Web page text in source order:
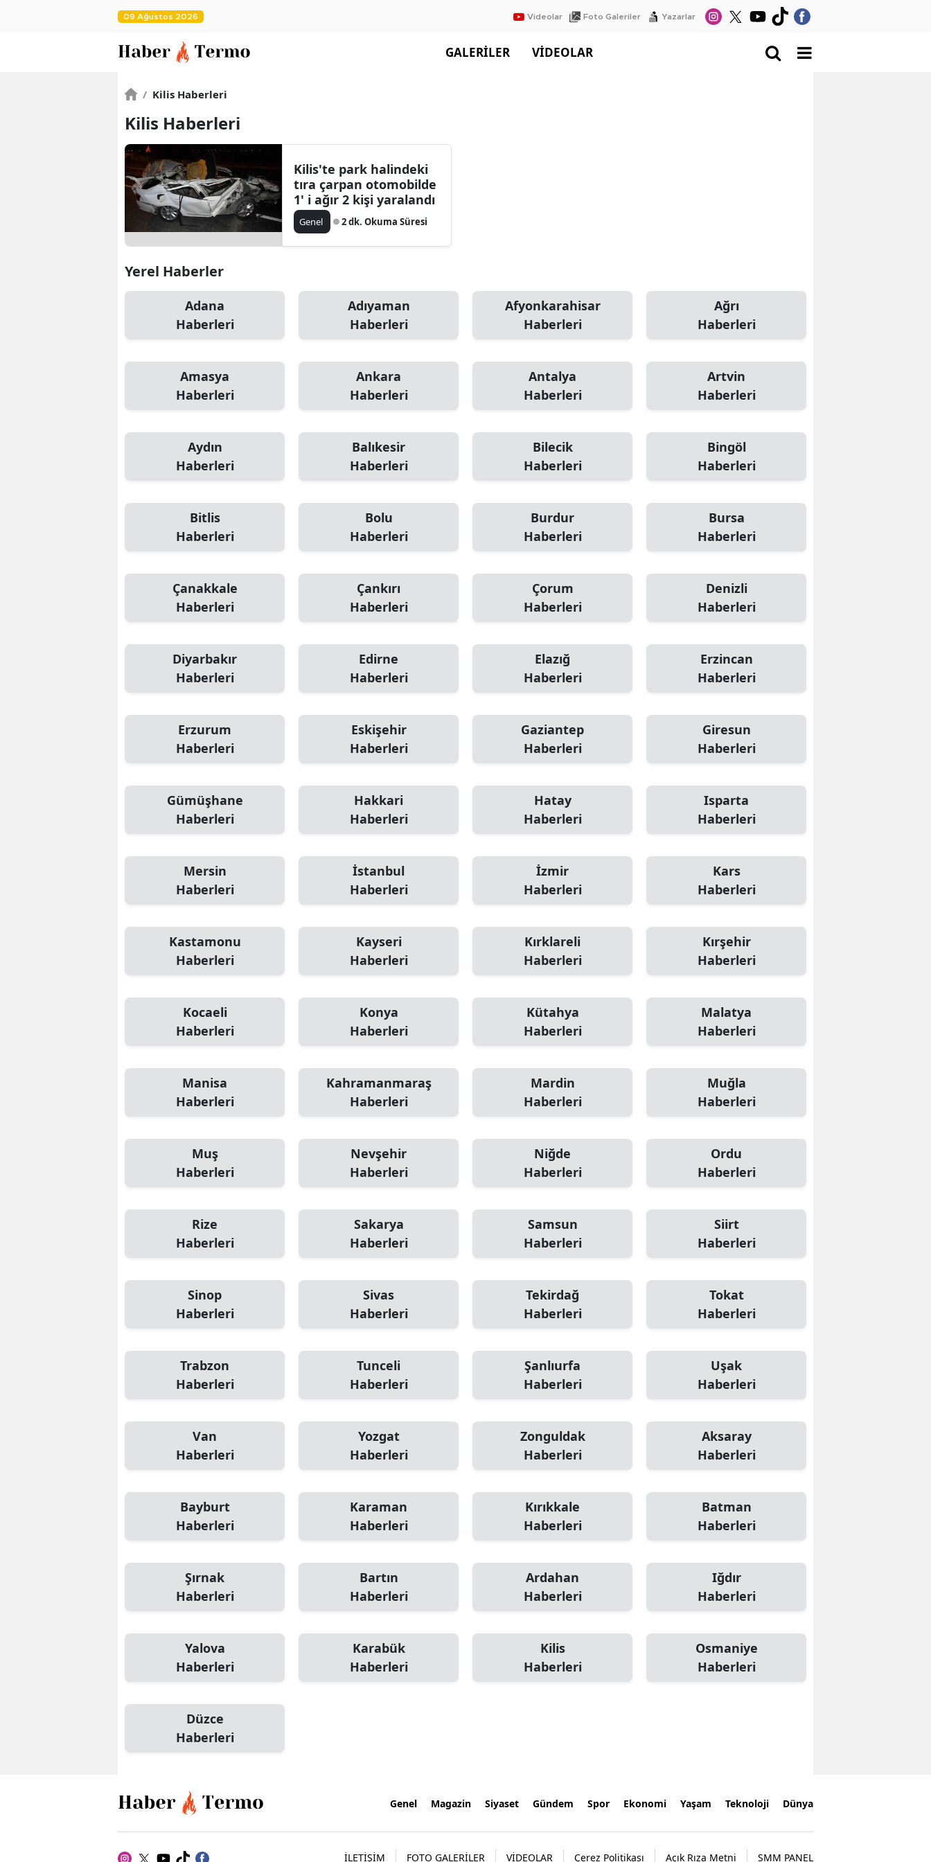
09 Ağustos 2026 Videolar Foto Galeriler Yazarlar
GALERİLER VİDEOLAR
/ Kilis Haberleri
Kilis Haberleri
Kilis'te park halindeki
tıra çarpan otomobilde
1' i ağır 2 kişi yaralandı
Genel 2 dk. Okuma Süresi
Yerel Haberler
Adana
Haberleri
Adıyaman
Haberleri
Afyonkarahisar
Haberleri
Ağrı
Haberleri
Amasya
Haberleri
Ankara
Haberleri
Antalya
Haberleri
Artvin
Haberleri
Aydın
Haberleri
Balıkesir
Haberleri
Bilecik
Haberleri
Bingöl
Haberleri
Bitlis
Haberleri
Bolu
Haberleri
Burdur
Haberleri
Bursa
Haberleri
Çanakkale
Haberleri
Çankırı
Haberleri
Çorum
Haberleri
Denizli
Haberleri
Diyarbakır
Haberleri
Edirne
Haberleri
Elazığ
Haberleri
Erzincan
Haberleri
Erzurum
Haberleri
Eskişehir
Haberleri
Gaziantep
Haberleri
Giresun
Haberleri
Gümüşhane
Haberleri
Hakkari
Haberleri
Hatay
Haberleri
Isparta
Haberleri
Mersin
Haberleri
İstanbul
Haberleri
İzmir
Haberleri
Kars
Haberleri
Kastamonu
Haberleri
Kayseri
Haberleri
Kırklareli
Haberleri
Kırşehir
Haberleri
Kocaeli
Haberleri
Konya
Haberleri
Kütahya
Haberleri
Malatya
Haberleri
Manisa
Haberleri
Kahramanmaraş
Haberleri
Mardin
Haberleri
Muğla
Haberleri
Muş
Haberleri
Nevşehir
Haberleri
Niğde
Haberleri
Ordu
Haberleri
Rize
Haberleri
Sakarya
Haberleri
Samsun
Haberleri
Siirt
Haberleri
Sinop
Haberleri
Sivas
Haberleri
Tekirdağ
Haberleri
Tokat
Haberleri
Trabzon
Haberleri
Tunceli
Haberleri
Şanlıurfa
Haberleri
Uşak
Haberleri
Van
Haberleri
Yozgat
Haberleri
Zonguldak
Haberleri
Aksaray
Haberleri
Bayburt
Haberleri
Karaman
Haberleri
Kırıkkale
Haberleri
Batman
Haberleri
Şırnak
Haberleri
Bartın
Haberleri
Ardahan
Haberleri
Iğdır
Haberleri
Yalova
Haberleri
Karabük
Haberleri
Kilis
Haberleri
Osmaniye
Haberleri
Düzce
Haberleri
Genel Magazin Siyaset Gündem Spor Ekonomi Yaşam Teknoloji Dünya
İLETİŞİM FOTO GALERİLER VİDEOLAR Çerez Politikası Açık Rıza Metni SMM PANEL